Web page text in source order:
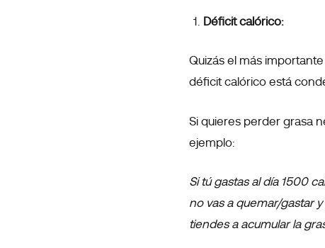
Déficit calórico:
Quizás el más
déficit calórico está
Si quieres perder grasa
ejemplo:
Si tú gastas al día 1500
no vas a quemar/gastar y
tiendes a acumular la